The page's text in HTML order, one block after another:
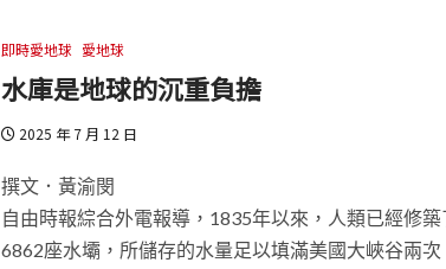
即時愛地球 愛地球
水庫是地球的沉重負擔
2025 年 7 月 12 日
撰文．黃渝閔
自由時報綜合外電報導，1835年以來，人類已經修築
6862座水壩，所儲存的水量足以填滿美國大峽谷兩次